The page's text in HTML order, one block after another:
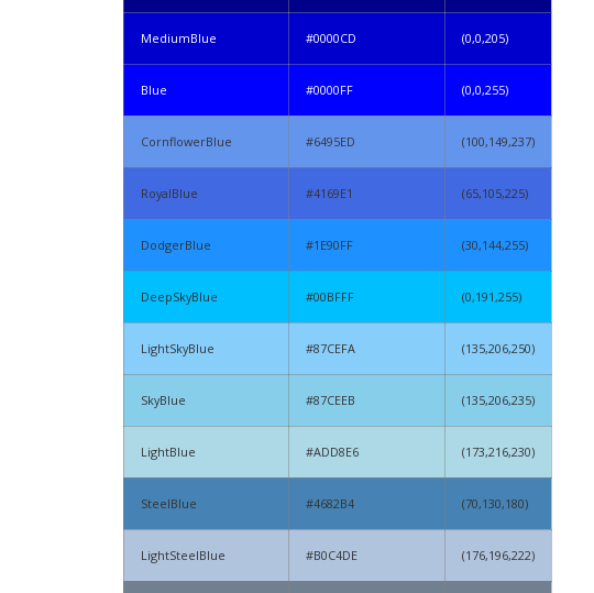
MediumBlue #0000CD (0,0,205)
Blue #0000FF (0,0,255)
CornflowerBlue #6495ED (100,149,237)
RoyalBlue #4169E1 (65,105,225)
DodgerBlue #1E90FF (30,144,255)
DeepSkyBlue #00BFFF (0,191,255)
LightSkyBlue #87CEFA (135,206,250)
SkyBlue #87CEEB (135,206,235)
LightBlue #ADD8E6 (173,216,230)
SteelBlue #4682B4 (70,130,180)
LightSteelBlue #B0C4DE (176,196,222)